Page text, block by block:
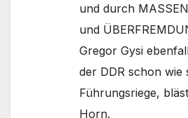
und durch
und
Gregor Gysi
der DDR schon wie
Führungsriege,
Horn.